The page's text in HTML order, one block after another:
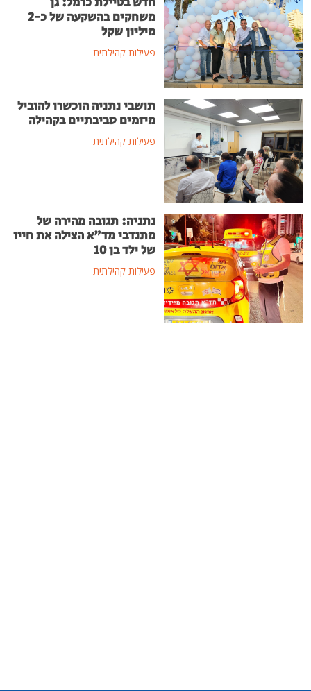
משחקים בהשקעה של כ-2
מיליון שקל
פעילות קהילתית
תושבי נתניה הוכשרו להוביל
מיזמים סביבתיים בקהילה
פעילות קהילתית
נתניה: תגובה מהירה של
מתנדבי מד"א הצילה את חייו
של ילד בן 10
פעילות קהילתית